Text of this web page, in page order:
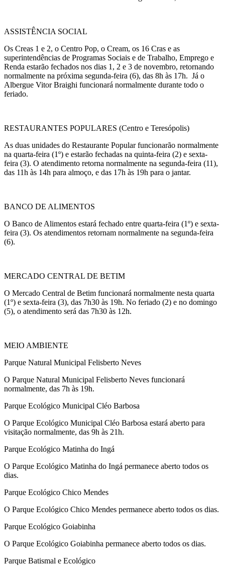
ASSISTÊNCIA SOCIAL
Os Creas 1 e 2, o Centro Pop, o Cream, os 16 Cras e as
superintendências de Programas Sociais e de Trabalho, Emprego e
Renda estarão fechados nos dias 1, 2 e 3 de novembro, retornando
normalmente na próxima segunda-feira (6), das 8h às 17h. Já o
Albergue Vitor Braighi funcionará normalmente durante todo o
feriado.
RESTAURANTES POPULARES (Centro e Teresópolis)
As duas unidades do Restaurante Popular funcionarão normalmente
na quarta-feira (1º) e estarão fechadas na quinta-feira (2) e sexta-
feira (3). O atendimento retorna normalmente na segunda-feira (11),
das 11h às 14h para almoço, e das 17h às 19h para o jantar.
BANCO DE ALIMENTOS
O Banco de Alimentos estará fechado entre quarta-feira (1º) e sexta-
feira (3). Os atendimentos retornam normalmente na segunda-feira
(6).
MERCADO CENTRAL DE BETIM
O Mercado Central de Betim funcionará normalmente nesta quarta
(1º) e sexta-feira (3), das 7h30 às 19h. No feriado (2) e no domingo
(5), o atendimento será das 7h30 às 12h.
MEIO AMBIENTE
Parque Natural Municipal Felisberto Neves
O Parque Natural Municipal Felisberto Neves funcionará
normalmente, das 7h às 19h.
Parque Ecológico Municipal Cléo Barbosa
O Parque Ecológico Municipal Cléo Barbosa estará aberto para
visitação normalmente, das 9h às 21h.
Parque Ecológico Matinha do Ingá
O Parque Ecológico Matinha do Ingá permanece aberto todos os
dias.
Parque Ecológico Chico Mendes
O Parque Ecológico Chico Mendes permanece aberto todos os dias.
Parque Ecológico Goiabinha
O Parque Ecológico Goiabinha permanece aberto todos os dias.
Parque Batismal e Ecológico